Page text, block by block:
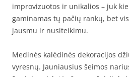
improvizuotos ir unikalios – juk
gaminamas tų pačių rankų, bet
jausmu ir nusiteikimu.
Medinės kalėdinės dekoracijos
vyresnų. Jauniausius šeimos